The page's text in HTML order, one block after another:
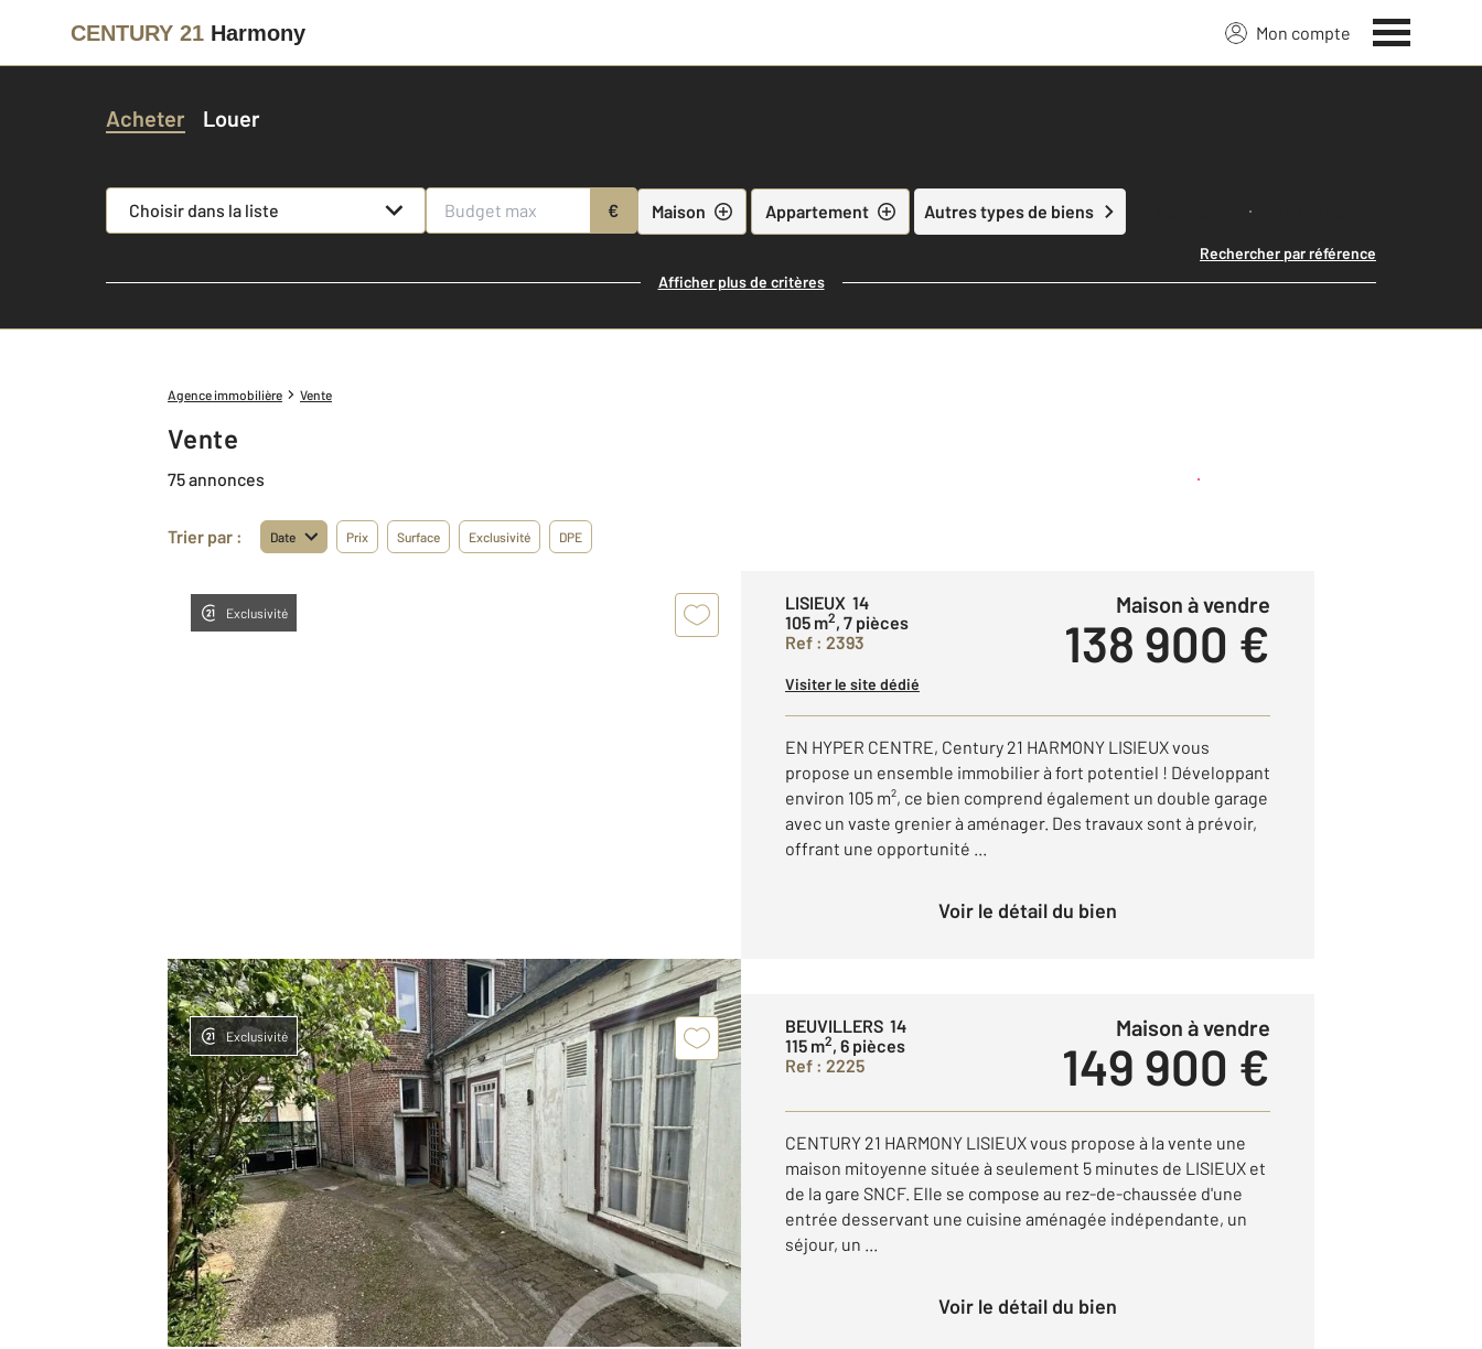
CENTURY 21 Harmony Mon compte
Acheter Louer
Choisir dans la liste € Maison Appartement Autres types de biens Lancer ma recherche
Rechercher par référence
Afficher plus de critères
Agence immobilière Vente
Vente
75 annonces Créer une alerte
Trier par : Date Prix Surface Exclusivité DPE
Exclusivité
LISIEUX 14
105 m2, 7 pièces
Ref : 2393
Maison à vendre
138 900 €
Visiter le site dédié
EN HYPER CENTRE, Century 21 HARMONY LISIEUX vous
propose un ensemble immobilier à fort potentiel ! Développant
environ 105 m², ce bien comprend également un double garage
avec un vaste grenier à aménager. Des travaux sont à prévoir,
offrant une opportunité ...
Voir le détail du bien
Exclusivité
BEUVILLERS 14
115 m2, 6 pièces
Ref : 2225
Maison à vendre
149 900 €
CENTURY 21 HARMONY LISIEUX vous propose à la vente une
maison mitoyenne située à seulement 5 minutes de LISIEUX et
de la gare SNCF. Elle se compose au rez-de-chaussée d'une
entrée desservant une cuisine aménagée indépendante, un
séjour, un ...
Voir le détail du bien